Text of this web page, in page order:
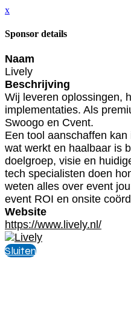
x
Sponsor details
Naam
Lively
Beschrijving
Wij leveren oplossingen,
implementaties. Als
Swoogo en Cvent.
Een tool aanschaffen
wat werkt en haalbaar is
doelgroep, visie en
tech specialisten doen
weten alles over event
event ROI en onsite
Website
https://www.lively.nl/
Sluiten